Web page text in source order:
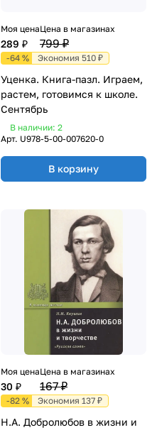
Моя цена
289 ₽
Цена в магазинах
799 ₽
-64 % Экономия 510 ₽
Уценка. Книга-пазл. Играем,
растем, готовимся к школе.
Сентябрь
В наличии: 2
Арт. U978-5-00-007620-0
В корзину
Моя цена
30 ₽
Цена в магазинах
167 ₽
-82 % Экономия 137 ₽
Н.А. Добролюбов в жизни и